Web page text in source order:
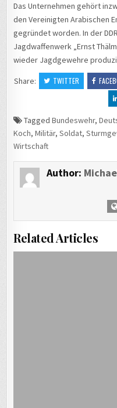
Das Unternehmen gehört
den Vereinigten Arabischen
gegründet worden. In der
Jagdwaffenwerk „Ernst
wieder Jagdgewehre
Share:
TWITTER
TaggedBundeswehr,
Koch,Militär,Soldat,
Wirtschaft
Author:
Related Articles